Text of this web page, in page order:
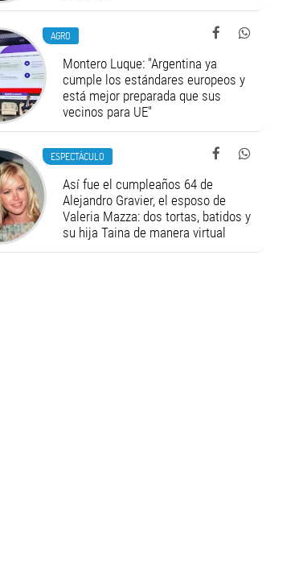
AGRO
Montero Luque: "Argentina ya
cumple los estándares europeos y
está mejor preparada que sus
vecinos para UE"
ESPECTÁCULO
Así fue el cumpleaños 64 de
Alejandro Gravier, el esposo de
Valeria Mazza: dos tortas, batidos y
su hija Taina de manera virtual